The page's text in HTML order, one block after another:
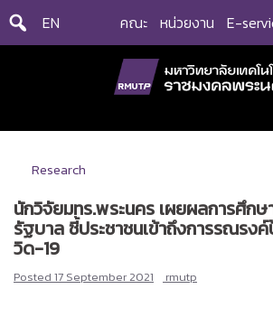
Skip
EN คณะ หน่วยงาน E-
Research
นักวิจัยมทร.พระนคร เผยผลการศึกษ
รัฐบาล ชี้ประชาชนเข้าถึงการรณรง
วิด-19
Posted 17 September 2021 rmutp